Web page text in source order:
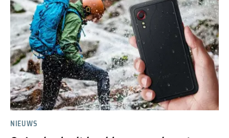
NIEUWS